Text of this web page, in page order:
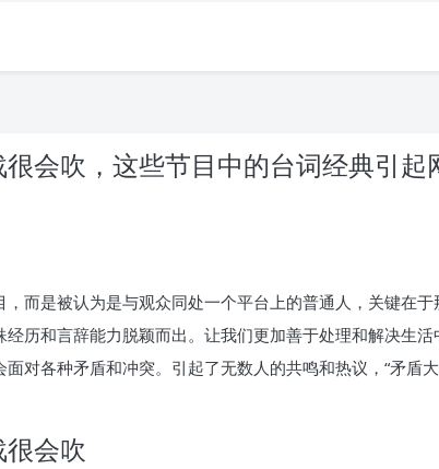
会吹，这些节目中的台词经典引起
而是被认为是与观众同处一个平台上的普通人，关键在于
历和言辞能力脱颖而出。让我们更加善于处理和解决生活
对各种矛盾和冲突。引起了无数人的共鸣和热议，“矛盾
会吹